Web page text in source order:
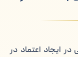
ایجاد اعتماد در